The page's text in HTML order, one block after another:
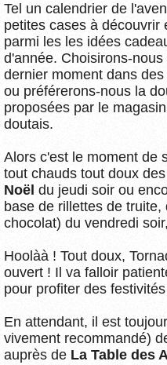
Tel un calendrier de
petites cases à découvrir
parmi les les idées
d'année. Choisirons-
dernier moment dans
ou préférerons-nous la
proposées par le
doutais.
Alors c'est le moment de
tout chauds tout doux
Noël du jeudi soir ou
base de rillettes de
chocolat) du vendredi
Hoolàà ! Tout doux,
ouvert ! Il va falloir
pour profiter des
En attendant, il est
vivement recommandé)
auprès de La Table des